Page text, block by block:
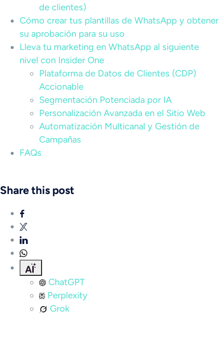
de clientes)
Cómo crear tus plantillas de WhatsApp y obtener
su aprobación para su uso
Lleva tu marketing en WhatsApp al siguiente
nivel con Insider One
Plataforma de Datos de Clientes (CDP)
Accionable
Segmentación Potenciada por IA
Personalización Avanzada en el Sitio Web
Automatización Multicanal y Gestión de
Campañas
FAQs
Share this post
ChatGPT
Perplexity
Grok